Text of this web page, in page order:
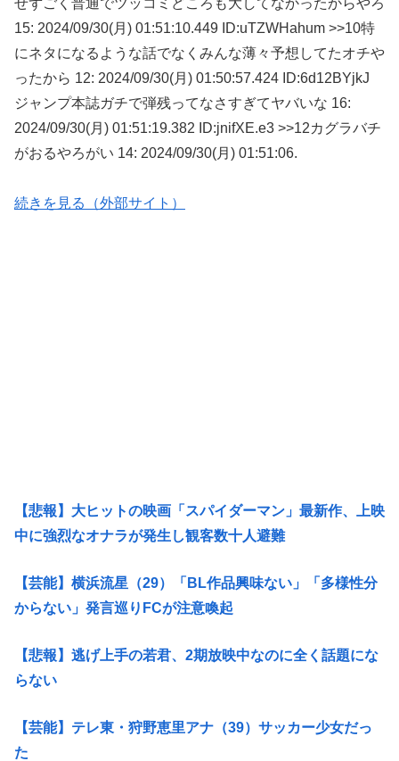
15: 2024/09/30(月) 01:51:10.449 ID:uTZWHahum >>10特
にネタになるような話でなくみんな薄々予想してたオチや
ったから 12: 2024/09/30(月) 01:50:57.424 ID:6d12BYjkJ
ジャンプ本誌ガチで弾残ってなさすぎてヤバいな 16:
2024/09/30(月) 01:51:19.382 ID:jnifXE.e3 >>12カグラバチ
がおるやろがい 14: 2024/09/30(月) 01:51:06.
続きを見る（外部サイト）
【悲報】大ヒットの映画「スパイダーマン」最新作、上映
中に強烈なオナラが発生し観客数十人避難
【芸能】横浜流星（29）「BL作品興味ない」「多様性分
からない」発言巡りFCが注意喚起
【悲報】逃げ上手の若君、2期放映中なのに全く話題にな
らない
【芸能】テレ東・狩野恵里アナ（39）サッカー少女だっ
た